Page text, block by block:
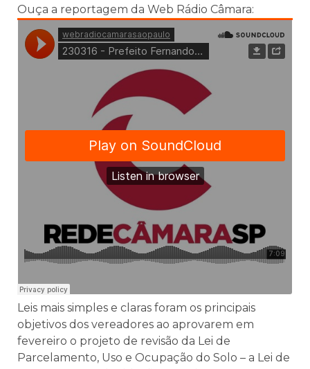
Ouça a reportagem da Web Rádio Câmara:
Leis mais simples e claras foram os principais
objetivos dos vereadores ao aprovarem em
fevereiro o projeto de revisão da Lei de
Parcelamento, Uso e Ocupação do Solo – a Lei de